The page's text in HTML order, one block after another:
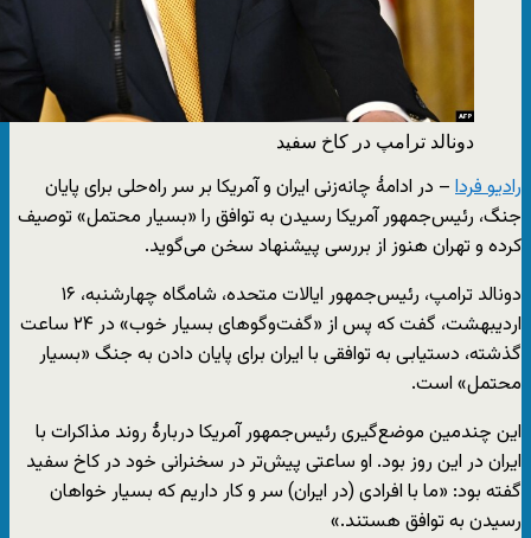
دونالد ترامپ در کاخ سفید
رادیو فردا – در ادامهٔ چانه‌زنی ایران و آمریکا بر سر راه‌حلی برای پایان
جنگ، رئیس‌جمهور آمریکا رسیدن به توافق را «بسیار محتمل» توصیف
کرده و تهران هنوز از بررسی پیشنهاد سخن می‌گوید.
دونالد ترامپ، رئیس‌جمهور ایالات متحده، شامگاه چهارشنبه، ۱۶
اردیبهشت، گفت که پس از «گفت‌وگوهای بسیار خوب» در ۲۴ ساعت
گذشته، دستیابی به توافقی با ایران برای پایان دادن به جنگ «بسیار
محتمل» است.
این چندمین موضع‌گیری رئیس‌جمهور آمریکا دربارهٔ روند مذاکرات با
ایران در این روز بود. او ساعتی پیش‌تر در سخنرانی خود در کاخ سفید
گفته بود: «ما با افرادی (در ایران) سر و کار داریم که بسیار خواهان
رسیدن به توافق هستند.»